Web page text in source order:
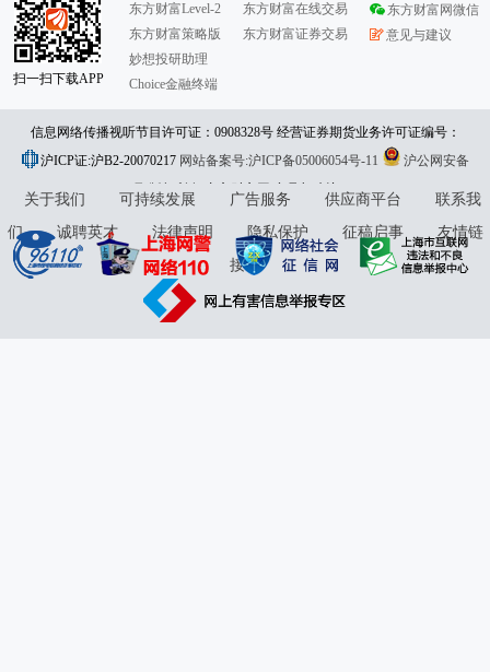
扫一扫下载APP
东方财富Level-2
东方财富策略版
妙想投研助理
Choice金融终端
东方财富在线交易
东方财富证券交易
东方财富网微信
意见与建议
信息网络传播视听节目许可证：0908328号 经营证券期货业务许可证编号：
913101046312860336 违法和不良信息举报:021-61278686 举报邮箱：
jubao@eastmoney.com
沪ICP证:沪B2-20070217 网站备案号:沪ICP备05006054号-11
沪公网安备
31010402000120号版权所有:东方财富网意见与建议:4000300059/952500
关于我们 可持续发展 广告服务 供应商平台
联系我
们
诚聘英才 法律声明 隐私保护 征稿启事
友情链
接